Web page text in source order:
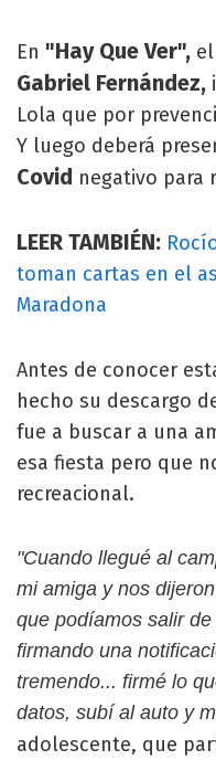
En "Hay Que Ver",
Gabriel Fernández,
Lola que por
Y luego deberá
Covid negativo para
LEER TAMBIÉN:
toman cartas en el
Maradona
Antes de conocer
hecho su descargo
fue a buscar a una
esa fiesta pero que
recreacional.
"Cuando llegué al
mi amiga y nos
que podíamos salir
firmando una
tremendo... firmé lo
datos, subí al auto y
adolescente, que